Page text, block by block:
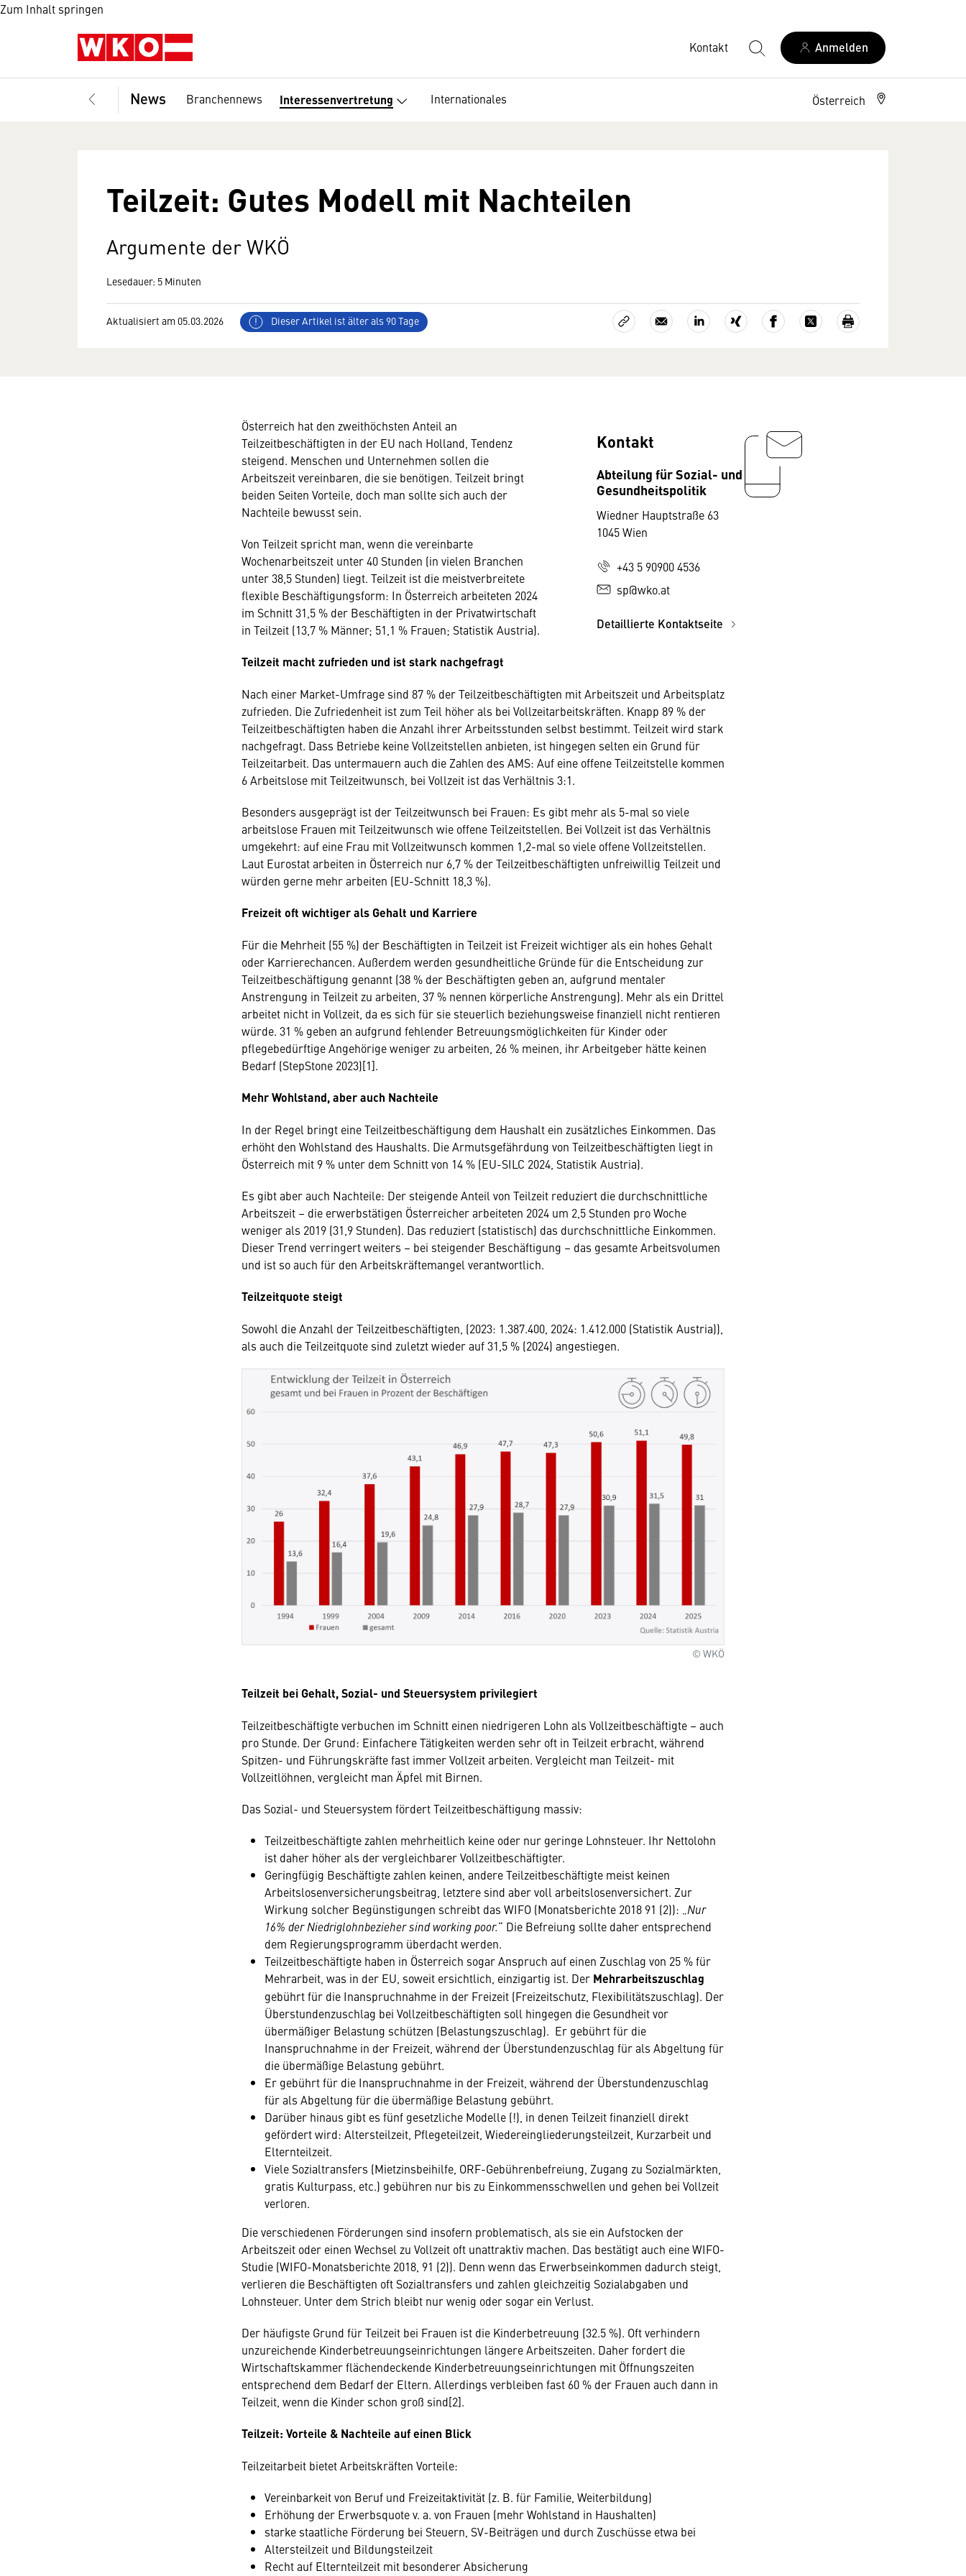
Zum Inhalt springen
Kontakt Anmelden
News Branchennews Interessenvertretung Internationales Österreich
Teilzeit: Gutes Modell mit Nachteilen
Argumente der WKÖ
Lesedauer: 5 Minuten
Aktualisiert am 05.03.2026 Dieser Artikel ist älter als 90 Tage
Kontakt
Abteilung für Sozial- und
Gesundheitspolitik
Wiedner Hauptstraße 63
1045 Wien
+43 5 90900 4536
sp@wko.at
Detaillierte Kontaktseite
Österreich hat den zweithöchsten Anteil an
Teilzeitbeschäftigten in der EU nach Holland, Tendenz
steigend. Menschen und Unternehmen sollen die
Arbeitszeit vereinbaren, die sie benötigen. Teilzeit bringt
beiden Seiten Vorteile, doch man sollte sich auch der
Nachteile bewusst sein.
Von Teilzeit spricht man, wenn die vereinbarte
Wochenarbeitszeit unter 40 Stunden (in vielen Branchen
unter 38,5 Stunden) liegt. Teilzeit ist die meistverbreitete
flexible Beschäftigungsform: In Österreich arbeiteten 2024
im Schnitt 31,5 % der Beschäftigten in der Privatwirtschaft
in Teilzeit (13,7 % Männer; 51,1 % Frauen; Statistik Austria).
Teilzeit macht zufrieden und ist stark nachgefragt
Nach einer Market-Umfrage sind 87 % der Teilzeitbeschäftigten mit Arbeitszeit und Arbeitsplatz
zufrieden. Die Zufriedenheit ist zum Teil höher als bei Vollzeitarbeitskräften. Knapp 89 % der
Teilzeitbeschäftigten haben die Anzahl ihrer Arbeitsstunden selbst bestimmt. Teilzeit wird stark
nachgefragt. Dass Betriebe keine Vollzeitstellen anbieten, ist hingegen selten ein Grund für
Teilzeitarbeit. Das untermauern auch die Zahlen des AMS: Auf eine offene Teilzeitstelle kommen
6 Arbeitslose mit Teilzeitwunsch, bei Vollzeit ist das Verhältnis 3:1.
Besonders ausgeprägt ist der Teilzeitwunsch bei Frauen: Es gibt mehr als 5-mal so viele
arbeitslose Frauen mit Teilzeitwunsch wie offene Teilzeitstellen. Bei Vollzeit ist das Verhältnis
umgekehrt: auf eine Frau mit Vollzeitwunsch kommen 1,2-mal so viele offene Vollzeitstellen.
Laut Eurostat arbeiten in Österreich nur 6,7 % der Teilzeitbeschäftigten unfreiwillig Teilzeit und
würden gerne mehr arbeiten (EU-Schnitt 18,3 %).
Freizeit oft wichtiger als Gehalt und Karriere
Für die Mehrheit (55 %) der Beschäftigten in Teilzeit ist Freizeit wichtiger als ein hohes Gehalt
oder Karrierechancen. Außerdem werden gesundheitliche Gründe für die Entscheidung zur
Teilzeitbeschäftigung genannt (38 % der Beschäftigten geben an, aufgrund mentaler
Anstrengung in Teilzeit zu arbeiten, 37 % nennen körperliche Anstrengung). Mehr als ein Drittel
arbeitet nicht in Vollzeit, da es sich für sie steuerlich beziehungsweise finanziell nicht rentieren
würde. 31 % geben an aufgrund fehlender Betreuungsmöglichkeiten für Kinder oder
pflegebedürftige Angehörige weniger zu arbeiten, 26 % meinen, ihr Arbeitgeber hätte keinen
Bedarf (StepStone 2023)[1].
Mehr Wohlstand, aber auch Nachteile
In der Regel bringt eine Teilzeitbeschäftigung dem Haushalt ein zusätzliches Einkommen. Das
erhöht den Wohlstand des Haushalts. Die Armutsgefährdung von Teilzeitbeschäftigten liegt in
Österreich mit 9 % unter dem Schnitt von 14 % (EU-SILC 2024, Statistik Austria).
Es gibt aber auch Nachteile: Der steigende Anteil von Teilzeit reduziert die durchschnittliche
Arbeitszeit – die erwerbstätigen Österreicher arbeiteten 2024 um 2,5 Stunden pro Woche
weniger als 2019 (31,9 Stunden). Das reduziert (statistisch) das durchschnittliche Einkommen.
Dieser Trend verringert weiters – bei steigender Beschäftigung – das gesamte Arbeitsvolumen
und ist so auch für den Arbeitskräftemangel verantwortlich.
Teilzeitquote steigt
Sowohl die Anzahl der Teilzeitbeschäftigten, (2023: 1.387.400, 2024: 1.412.000 (Statistik Austria)),
als auch die Teilzeitquote sind zuletzt wieder auf 31,5 % (2024) angestiegen.
© WKÖ
Teilzeit bei Gehalt, Sozial- und Steuersystem privilegiert
Teilzeitbeschäftigte verbuchen im Schnitt einen niedrigeren Lohn als Vollzeitbeschäftigte – auch
pro Stunde. Der Grund: Einfachere Tätigkeiten werden sehr oft in Teilzeit erbracht, während
Spitzen- und Führungskräfte fast immer Vollzeit arbeiten. Vergleicht man Teilzeit- mit
Vollzeitlöhnen, vergleicht man Äpfel mit Birnen.
Das Sozial- und Steuersystem fördert Teilzeitbeschäftigung massiv:
Teilzeitbeschäftigte zahlen mehrheitlich keine oder nur geringe Lohnsteuer. Ihr Nettolohn
ist daher höher als der vergleichbarer Vollzeitbeschäftigter.
Geringfügig Beschäftigte zahlen keinen, andere Teilzeitbeschäftigte meist keinen
Arbeitslosenversicherungsbeitrag, letztere sind aber voll arbeitslosenversichert. Zur
Wirkung solcher Begünstigungen schreibt das WIFO (Monatsberichte 2018 91 (2)): „ Nur
16% der Niedriglohnbezieher sind working poor.“ Die Befreiung sollte daher entsprechend
dem Regierungsprogramm überdacht werden.
Teilzeitbeschäftigte haben in Österreich sogar Anspruch auf einen Zuschlag von 25 % für
Mehrarbeit, was in der EU, soweit ersichtlich, einzigartig ist. Der Mehrarbeitszuschlag
gebührt für die Inanspruchnahme in der Freizeit (Freizeitschutz, Flexibilitätszuschlag). Der
Überstundenzuschlag bei Vollzeitbeschäftigten soll hingegen die Gesundheit vor
übermäßiger Belastung schützen (Belastungszuschlag). Er gebührt für die
Inanspruchnahme in der Freizeit, während der Überstundenzuschlag für als Abgeltung für
die übermäßige Belastung gebührt.
Er gebührt für die Inanspruchnahme in der Freizeit, während der Überstundenzuschlag
für als Abgeltung für die übermäßige Belastung gebührt.
Darüber hinaus gibt es fünf gesetzliche Modelle (!), in denen Teilzeit finanziell direkt
gefördert wird: Altersteilzeit, Pflegeteilzeit, Wiedereingliederungsteilzeit, Kurzarbeit und
Elternteilzeit.
Viele Sozialtransfers (Mietzinsbeihilfe, ORF-Gebührenbefreiung, Zugang zu Sozialmärkten,
gratis Kulturpass, etc.) gebühren nur bis zu Einkommensschwellen und gehen bei Vollzeit
verloren.
Die verschiedenen Förderungen sind insofern problematisch, als sie ein Aufstocken der
Arbeitszeit oder einen Wechsel zu Vollzeit oft unattraktiv machen. Das bestätigt auch eine WIFO-
Studie (WIFO-Monatsberichte 2018, 91 (2)). Denn wenn das Erwerbseinkommen dadurch steigt,
verlieren die Beschäftigten oft Sozialtransfers und zahlen gleichzeitig Sozialabgaben und
Lohnsteuer. Unter dem Strich bleibt nur wenig oder sogar ein Verlust.
Der häufigste Grund für Teilzeit bei Frauen ist die Kinderbetreuung (32.5 %). Oft verhindern
unzureichende Kinderbetreuungseinrichtungen längere Arbeitszeiten. Daher fordert die
Wirtschaftskammer flächendeckende Kinderbetreuungseinrichtungen mit Öffnungszeiten
entsprechend dem Bedarf der Eltern. Allerdings verbleiben fast 60 % der Frauen auch dann in
Teilzeit, wenn die Kinder schon groß sind[2].
Teilzeit: Vorteile & Nachteile auf einen Blick
Teilzeitarbeit bietet Arbeitskräften Vorteile:
Vereinbarkeit von Beruf und Freizeitaktivität (z. B. für Familie, Weiterbildung)
Erhöhung der Erwerbsquote v. a. von Frauen (mehr Wohlstand in Haushalten)
starke staatliche Förderung bei Steuern, SV-Beiträgen und durch Zuschüsse etwa bei
Altersteilzeit und Bildungsteilzeit
Recht auf Elternteilzeit mit besonderer Absicherung